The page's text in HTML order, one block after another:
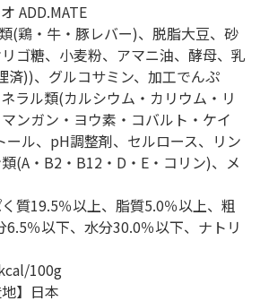
ADD.MATE
(鶏・牛・豚レバー)、脱脂大豆、砂
ゴ糖、小麦粉、アマニ油、酵母、乳
済))、グルコサミン、加工でんぷ
ラル類(カルシウム・カリウム・リ
ンガン・ヨウ素・コバルト・ケイ
ル、pH調整剤、セルロース、リン
(A・B2・B12・D・E・コリン)、メ
く質19.5％以上、脂質5.0％以上、粗
％以下、水分30.0％以下、ナトリ
100g
】日本